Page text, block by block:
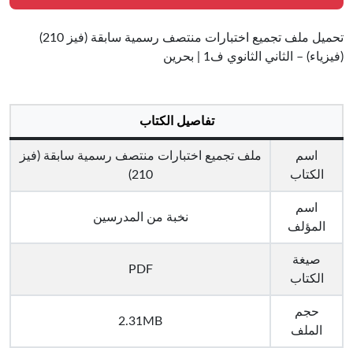
تحميل ملف تجميع اختبارات منتصف رسمية سابقة (فيز 210)
(فيزياء) – الثاني الثانوي ف1 | بحرين
تفاصيل الكتاب
اسم
الكتاب
ملف تجميع اختبارات منتصف رسمية سابقة (فيز
210)
اسم
المؤلف
نخبة من المدرسين
صيغة
الكتاب
PDF
حجم
الملف
2.31MB